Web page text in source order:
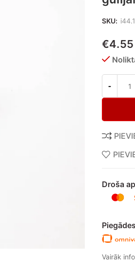
SKU: i44.1
€4.55
Droša
Vairāk